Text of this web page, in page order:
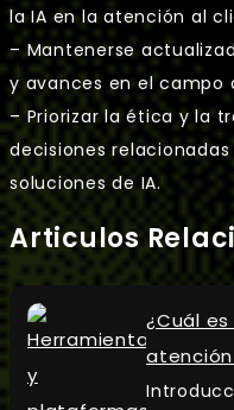
la IA en la atención al
– Mantenerse
y avances en el campo
– Priorizar la ética y la
decisiones
soluciones de IA.
Articulos
¿Cuál